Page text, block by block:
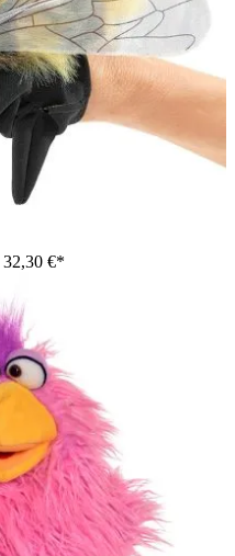
32,30 €*